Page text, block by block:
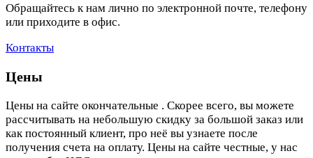
Обращайтесь к нам лично по электронной почте, телефону
или приходите в офис.
Контакты
Цены
Цены на сайте окончательные . Скорее всего, вы можете
рассчитывать на небольшую скидку за большой заказ или
как постоянный клиент, про неё вы узнаете после
получения счета на оплату. Цены на сайте честные, у нас